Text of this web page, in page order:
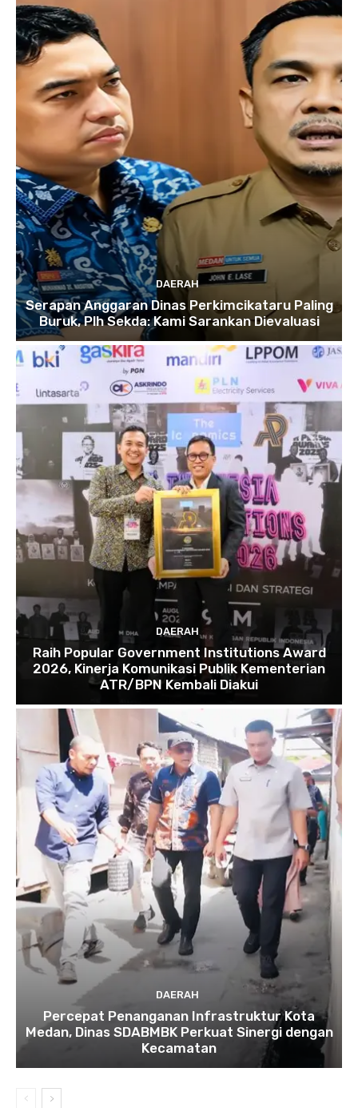
DAERAH
Serapan Anggaran Dinas Perkimcikataru Paling
Buruk, Plh Sekda: Kami Sarankan Dievaluasi
DAERAH
Raih Popular Government Institutions Award
2026, Kinerja Komunikasi Publik Kementerian
ATR/BPN Kembali Diakui
DAERAH
Percepat Penanganan Infrastruktur Kota
Medan, Dinas SDABMBK Perkuat Sinergi dengan
Kecamatan